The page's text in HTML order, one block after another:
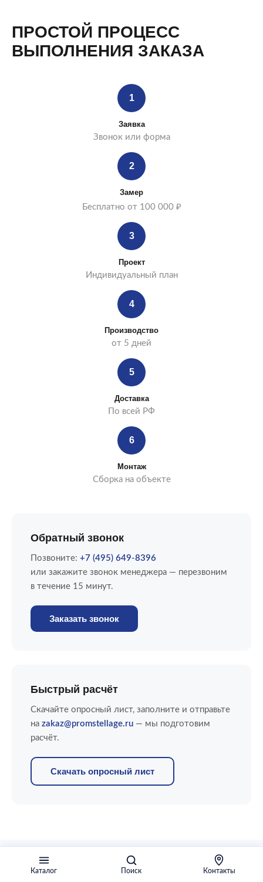
Каталог Поиск Контакты
ПРОСТОЙ ПРОЦЕСС
ВЫПОЛНЕНИЯ ЗАКАЗА
1
Заявка
Звонок или форма
2
Замер
Бесплатно от 100 000 ₽
3
Проект
Индивидуальный план
4
Производство
от 5 дней
5
Доставка
По всей РФ
6
Монтаж
Сборка на объекте
Обратный звонок
Позвоните: +7 (495) 649-8396
или закажите звонок менеджера — перезвоним
в течение 15 минут.
Заказать звонок
Быстрый расчёт
Скачайте опросный лист, заполните и отправьте
на zakaz@promstellage.ru — мы подготовим
расчёт.
Скачать опросный лист